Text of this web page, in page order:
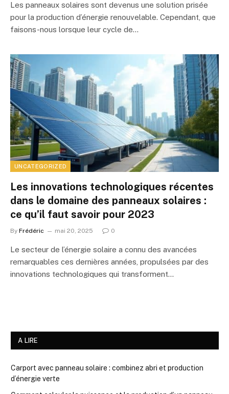
Les panneaux solaires sont devenus une solution prisée
pour la production d’énergie renouvelable. Cependant, que
faisons-nous lorsque leur cycle de…
UNCATEGORIZED
Les innovations technologiques récentes
dans le domaine des panneaux solaires :
ce qu’il faut savoir pour 2023
By Frédéric mai 20, 2025 0
Le secteur de l’énergie solaire a connu des avancées
remarquables ces dernières années, propulsées par des
innovations technologiques qui transforment…
A LIRE
Carport avec panneau solaire : combinez abri et production
d’énergie verte